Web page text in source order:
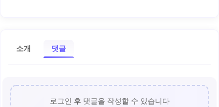
소개 댓글
로그인 후 댓글을 작성할 수 있습니다